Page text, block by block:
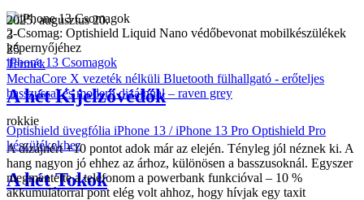
2-Csomag: Optishield Liquid Nano védőbevonat mobilkészülékek
képernyőjéhez
iPhone 13 Csomagok
A hét Kijelzővédők
Optishield üvegfólia iPhone 13 / iPhone 13 Pro Optishield Pro
készülékekhez
A hét Tokok
2025. augusztus 20.
3
25
Termék
MechaCore X vezeték nélküli Bluetooth fülhallgató - erőteljes
basszussal és modern dizájnnal – raven grey
rokkie
A dizájnért +10 pontot adok már az elején. Tényleg jól néznek ki. A
hang nagyon jó ehhez az árhoz, különösen a basszusoknál. Egyszer
megmentette a telefonom a powerbank funkcióval – 10 %
akkumulátorral pont elég volt ahhoz, hogy hívjak egy taxit